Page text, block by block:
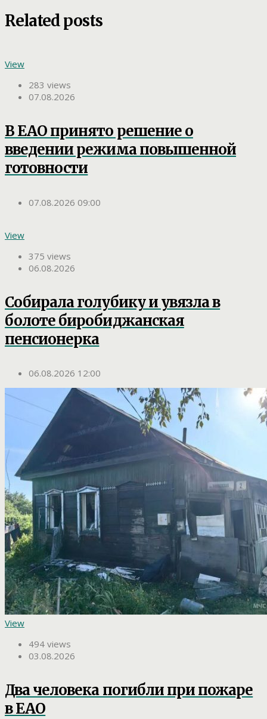
Related posts
View
283 views
07.08.2026
В ЕАО принято решение о
введении режима повышенной
готовности
07.08.2026 09:00
View
375 views
06.08.2026
Собирала голубику и увязла в
болоте биробиджанская
пенсионерка
06.08.2026 12:00
View
494 views
03.08.2026
Два человека погибли при пожаре
в ЕАО